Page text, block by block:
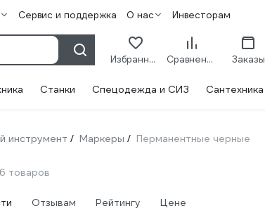
Сервис и поддержка О нас Инвесторам
Избранное Сравнение Заказы
Станки Спецодежда и СИЗ Сантехника
инструмент / Маркеры / Перманентные черные
товаров
Отзывам Рейтингу Цене